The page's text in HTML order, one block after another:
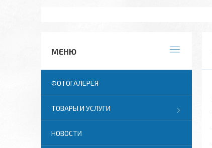
ФОТОГАЛЕРЕЯ
ТОВАРЫ И УСЛУГИ
НОВОСТИ